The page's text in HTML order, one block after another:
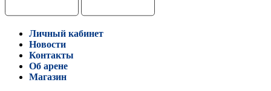
Личный кабинет
Новости
Контакты
Об арене
Магазин